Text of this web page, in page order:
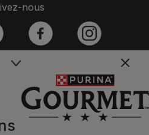
contacter
nous du lundi au
de 9H à 19H
nous
facebook instagram